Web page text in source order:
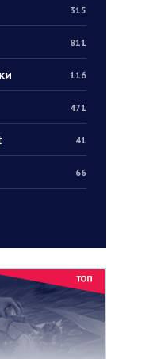
315
811
116
471
41
66